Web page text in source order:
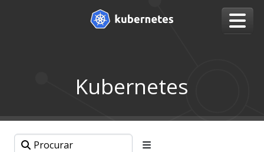
Kubernetes